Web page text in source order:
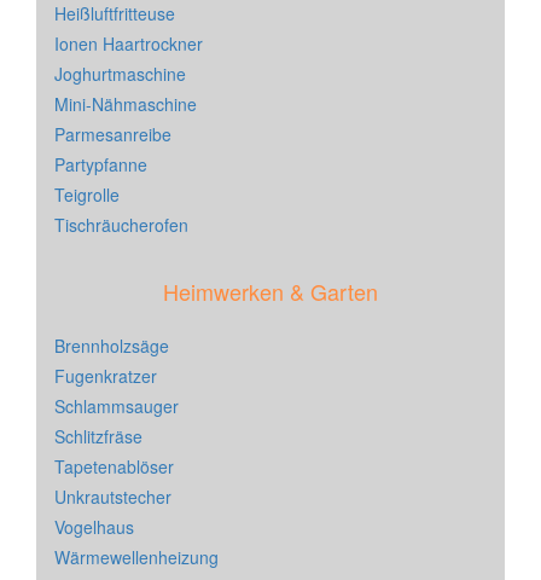
Heißluftfritteuse
Ionen Haartrockner
Joghurtmaschine
Mini-Nähmaschine
Parmesanreibe
Partypfanne
Teigrolle
Tischräucherofen
Heimwerken & Garten
Brennholzsäge
Fugenkratzer
Schlammsauger
Schlitzfräse
Tapetenablöser
Unkrautstecher
Vogelhaus
Wärmewellenheizung